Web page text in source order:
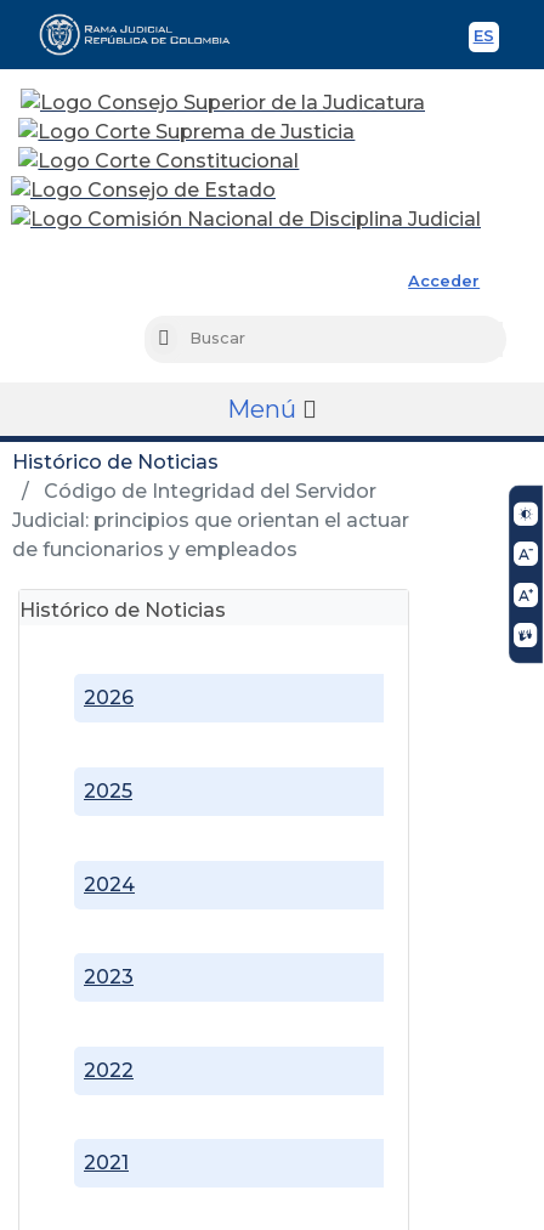
ES
Acceder
Buscar
Menú
Histórico de Noticias
Código de Integridad del Servidor
Judicial: principios que orientan el actuar
de funcionarios y empleados
Histórico de Noticias
2021
2022
2023
2024
2025
2026